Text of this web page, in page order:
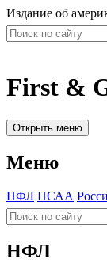
Издание об
First &
Открыть меню
Меню
НФЛ НСАА
НФЛ